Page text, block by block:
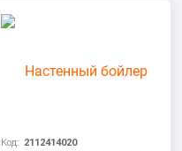
Код: 2112414020